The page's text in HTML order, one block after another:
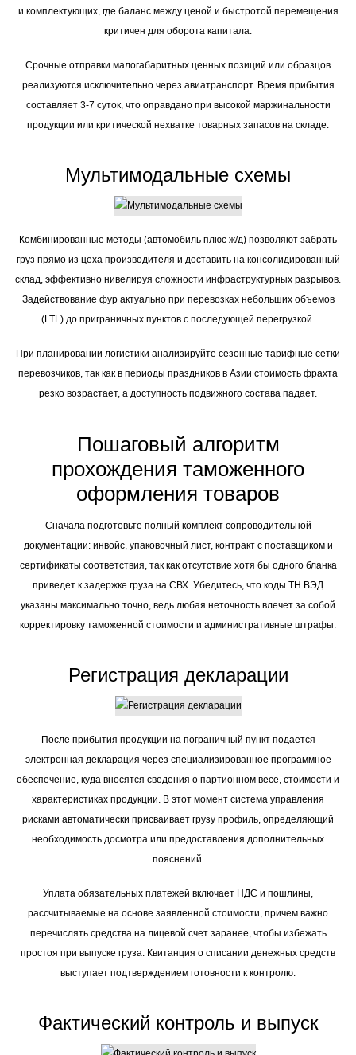
и комплектующих, где баланс между ценой и быстротой перемещения
критичен для оборота капитала.
Срочные отправки малогабаритных ценных позиций или образцов
реализуются исключительно через авиатранспорт. Время прибытия
составляет 3-7 суток, что оправдано при высокой маржинальности
продукции или критической нехватке товарных запасов на складе.
Мультимодальные схемы
Комбинированные методы (автомобиль плюс ж/д) позволяют забрать
груз прямо из цеха производителя и доставить на консолидированный
склад, эффективно нивелируя сложности инфраструктурных разрывов.
Задействование фур актуально при перевозках небольших объемов
(LTL) до приграничных пунктов с последующей перегрузкой.
При планировании логистики анализируйте сезонные тарифные сетки
перевозчиков, так как в периоды праздников в Азии стоимость фрахта
резко возрастает, а доступность подвижного состава падает.
Пошаговый алгоритм
прохождения таможенного
оформления товаров
Сначала подготовьте полный комплект сопроводительной
документации: инвойс, упаковочный лист, контракт с поставщиком и
сертификаты соответствия, так как отсутствие хотя бы одного бланка
приведет к задержке груза на СВХ. Убедитесь, что коды ТН ВЭД
указаны максимально точно, ведь любая неточность влечет за собой
корректировку таможенной стоимости и административные штрафы.
Регистрация декларации
После прибытия продукции на пограничный пункт подается
электронная декларация через специализированное программное
обеспечение, куда вносятся сведения о партионном весе, стоимости и
характеристиках продукции. В этот момент система управления
рисками автоматически присваивает грузу профиль, определяющий
необходимость досмотра или предоставления дополнительных
пояснений.
Уплата обязательных платежей включает НДС и пошлины,
рассчитываемые на основе заявленной стоимости, причем важно
перечислять средства на лицевой счет заранее, чтобы избежать
простоя при выпуске груза. Квитанция о списании денежных средств
выступает подтверждением готовности к контролю.
Фактический контроль и выпуск